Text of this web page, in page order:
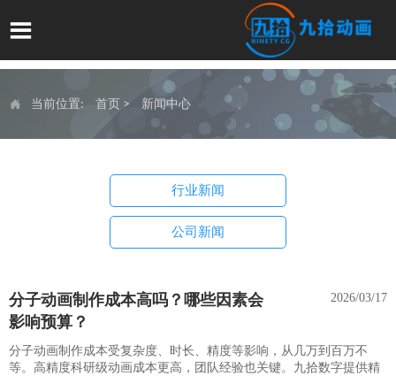

 当前位置: 首页 > 新闻中心
行业新闻
公司新闻
分子动画制作成本高吗？哪些因素会
影响预算？
2026/03/17
分子动画制作成本受复杂度、时长、精度等影响，从几万到百万不
等。高精度科研级动画成本更高，团队经验也关键。九拾数字提供精